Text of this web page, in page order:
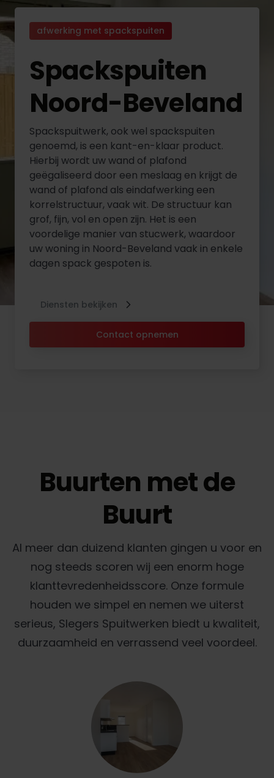
afwerking met spackspuiten
Spackspuiten
Noord-Beveland
Spackspuitwerk, ook wel spackspuiten
genoemd, is een kant-en-klaar product.
Hierbij wordt uw wand of plafond
geëgaliseerd door een meslaag en krijgt de
wand of plafond als eindafwerking een
korrelstructuur, vaak wit. De structuur kan
grof, fijn, vol en open zijn. Het is een
voordelige manier van stucwerk, waardoor
uw woning in Noord-Beveland vaak in enkele
dagen spack gespoten is.
Contact opnemen
Diensten bekijken
Buurten met de
Buurt
Al meer dan duizend klanten gingen u voor en
nog steeds scoren wij een enorm hoge
klanttevredenheidsscore. Onze formule
houden we simpel en nemen we uiterst
serieus, Slegers Spuitwerken biedt u kwaliteit,
duurzaamheid en verrassend veel voordeel.